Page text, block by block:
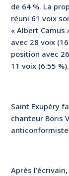
de 64 %. La
réuni 61 voix
« Albert Camus
avec 28 voix
position avec
11 voix (6.55 %).
Saint Exupéry
chanteur Boris
anticonformiste
Après